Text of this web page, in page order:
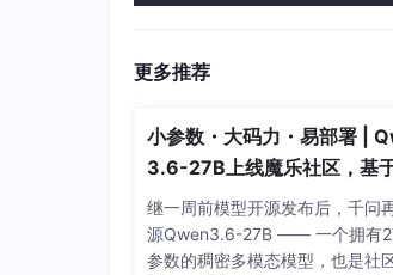
三、输入框搜索Free
更多推荐
小参数・大码力・易部署 |
3.6-27B上线魔乐社区，基
的部署教程来了
继一周前模型开源发布后，千问
源Qwen3.6-27B —— 一个拥有
参数的稠密多模态模型，也是社